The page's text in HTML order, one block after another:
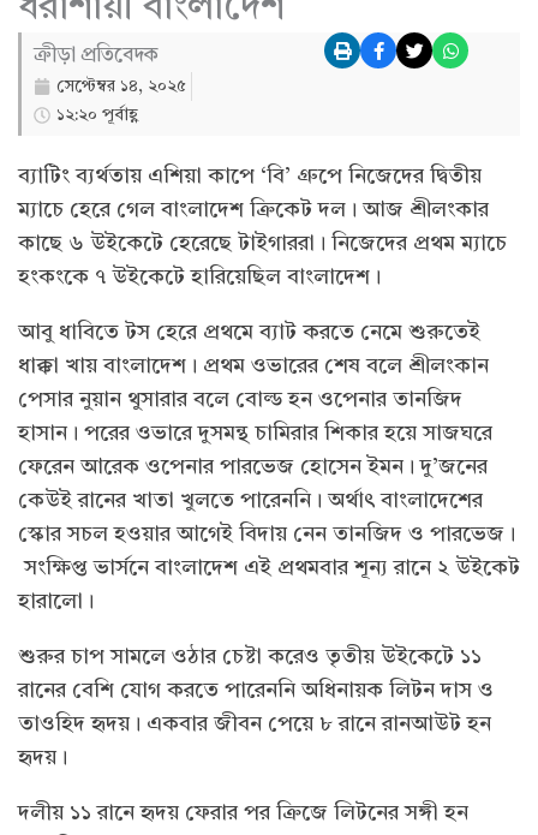
ধরাশায়ী বাংলাদেশ
ক্রীড়া প্রতিবেদক
সেপ্টেম্বর ১৪, ২০২৫
১২:২০ পূর্বাহ্ণ
ব্যাটিং ব্যর্থতায় এশিয়া কাপে ‘বি’ গ্রুপে নিজেদের দ্বিতীয়
ম্যাচে হেরে গেল বাংলাদেশ ক্রিকেট দল। আজ শ্রীলংকার
কাছে ৬ উইকেটে হেরেছে টাইগাররা। নিজেদের প্রথম ম্যাচে
হংকংকে ৭ উইকেটে হারিয়েছিল বাংলাদেশ।
আবু ধাবিতে টস হেরে প্রথমে ব্যাট করতে নেমে শুরুতেই
ধাক্কা খায় বাংলাদেশ। প্রথম ওভারের শেষ বলে শ্রীলংকান
পেসার নুয়ান থুসারার বলে বোল্ড হন ওপেনার তানজিদ
হাসান। পরের ওভারে দুসমন্থ চামিরার শিকার হয়ে সাজঘরে
ফেরেন আরেক ওপেনার পারভেজ হোসেন ইমন। দু’জনের
কেউই রানের খাতা খুলতে পারেননি। অর্থাৎ বাংলাদেশের
স্কোর সচল হওয়ার আগেই বিদায় নেন তানজিদ ও পারভেজ।
সংক্ষিপ্ত ভার্সনে বাংলাদেশ এই প্রথমবার শূন্য রানে ২ উইকেট
হারালো।
শুরুর চাপ সামলে ওঠার চেষ্টা করেও তৃতীয় উইকেটে ১১
রানের বেশি যোগ করতে পারেননি অধিনায়ক লিটন দাস ও
তাওহিদ হৃদয়। একবার জীবন পেয়ে ৮ রানে রানআউট হন
হৃদয়।
দলীয় ১১ রানে হৃদয় ফেরার পর ক্রিজে লিটনের সঙ্গী হন